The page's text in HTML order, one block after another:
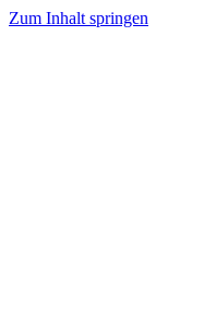
Zum Inhalt springen